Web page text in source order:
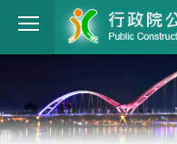
跳到主要內容